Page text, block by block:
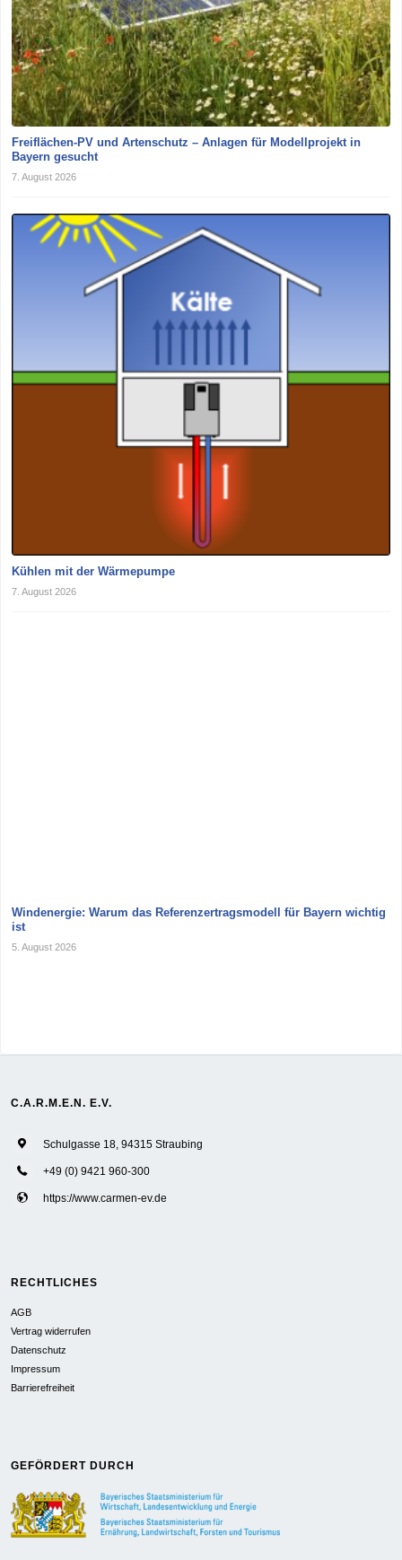
Freiflächen-PV und Artenschutz – Anlagen für Modellprojekt in
Bayern gesucht
7. August 2026
Kühlen mit der Wärmepumpe
7. August 2026
Windenergie: Warum das Referenzertragsmodell für Bayern wichtig
ist
5. August 2026
C.A.R.M.E.N. E.V.
Schulgasse 18, 94315 Straubing
+49 (0) 9421 960-300
https://www.carmen-ev.de
RECHTLICHES
AGB
Vertrag widerrufen
Datenschutz
Impressum
Barrierefreiheit
GEFÖRDERT DURCH